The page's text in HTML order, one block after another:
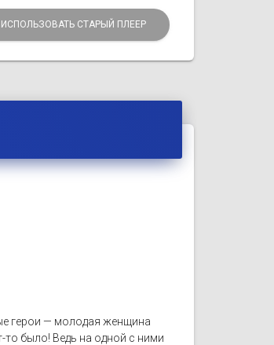
ИСПОЛЬЗОВАТЬ СТАРЫЙ ПЛЕЕР
герои — молодая женщина
то было! Ведь на одной с ними